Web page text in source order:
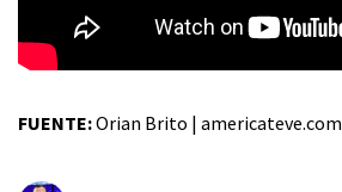
FUENTE:Orian Brito | americateve.com